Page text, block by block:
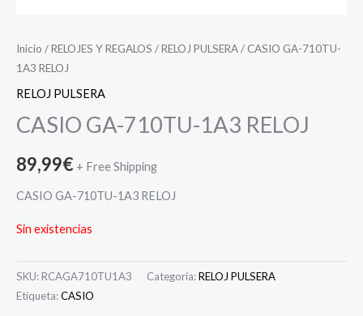
Inicio /RELOJES Y REGALOS /RELOJ PULSERA/ CASIO GA-710TU-
1A3 RELOJ
RELOJ PULSERA
CASIO GA-710TU-1A3 RELOJ
89,99€ + Free Shipping
CASIO GA-710TU-1A3 RELOJ
Sin existencias
SKU: RCAGA710TU1A3 Categoría:RELOJ PULSERA
Etiqueta:CASIO